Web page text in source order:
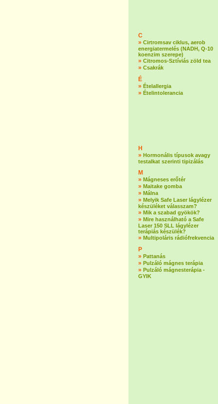
C
» Cirtromsav ciklus, aerob
energiatermelés (NADH, Q-10
koenzim szerepe)
» Citromos-Sztíviás zöld tea
» Csakrák
É
» Ételallergia
» Ételintolerancia
H
» Hormonális típusok avagy
testalkat szerinti tipizálás
M
» Mágneses erőtér
» Maitake gomba
» Málna
» Melyik Safe Laser lágylézer
készüléket válasszam?
» Mik a szabad gyökök?
» Mire használható a Safe
Laser 150 SLL lágylézer
terápiás készülék?
» Multipoláris rádiófrekvencia
P
» Pattanás
» Pulzáló mágnes terápia
» Pulzáló mágnesterápia -
GYIK